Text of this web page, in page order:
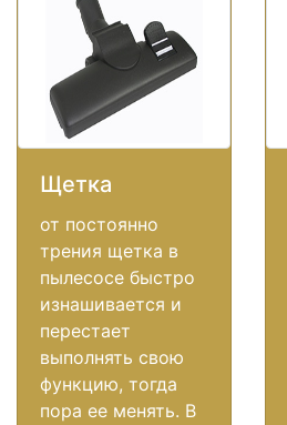
Щетка
от постоянно
трения щетка в
пылесосе быстро
изнашивается и
перестает
выполнять свою
функцию, тогда
пора ее менять. В